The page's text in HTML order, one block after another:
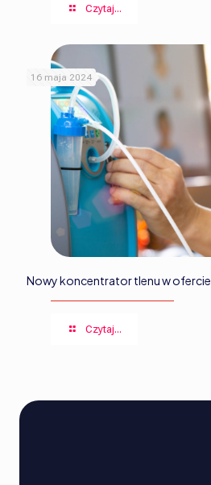
Czytaj...
16 maja 2024
Nowy koncentrator tlenu w ofercie
Czytaj...